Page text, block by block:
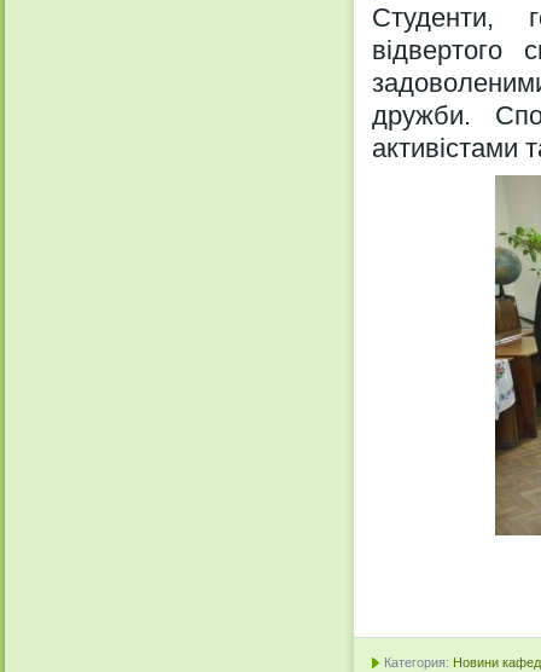
Студенти,
відвертого
дружби.
активістами
Категория: Новини